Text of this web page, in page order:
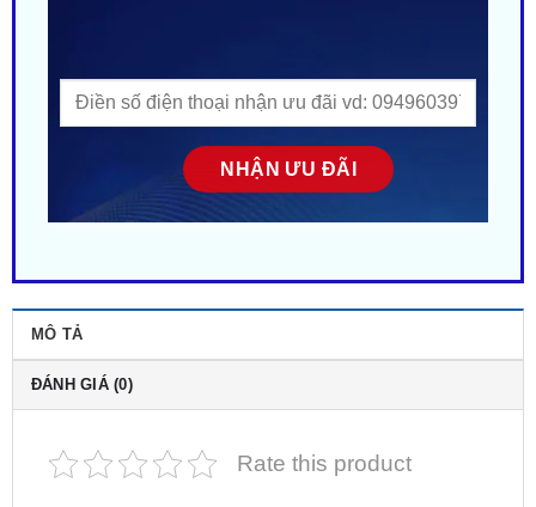
ĐÁNH GIÁ (0)
Dán PPF nội thất xe Mazda 6 (2017–2019)